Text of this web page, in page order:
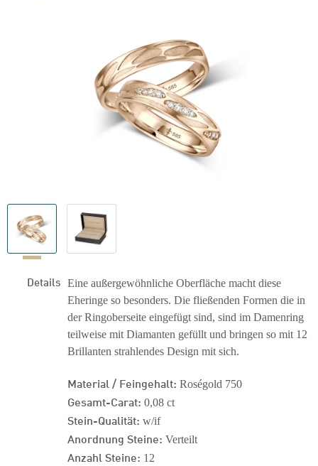
Details Eine außergewöhnliche Oberfläche macht diese
Eheringe so besonders. Die fließenden Formen die in
der Ringoberseite eingefügt sind, sind im Damenring
teilweise mit Diamanten gefüllt und bringen so mit 12
Brillanten strahlendes Design mit sich.
Material / Feingehalt: Roségold 750
Gesamt-Carat: 0,08 ct
Stein-Qualität: w/if
Anordnung Steine: Verteilt
Anzahl Steine: 12